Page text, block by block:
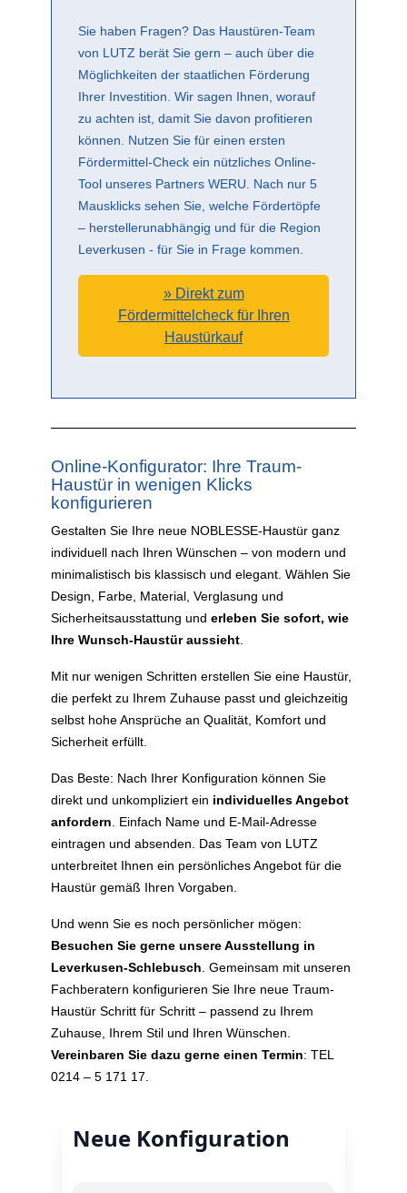
Sie haben Fragen? Das Haustüren-Team
von LUTZ berät Sie gern – auch über die
Möglichkeiten der staatlichen Förderung
Ihrer Investition. Wir sagen Ihnen, worauf
zu achten ist, damit Sie davon profitieren
können. Nutzen Sie für einen ersten
Fördermittel-Check ein nützliches Online-
Tool unseres Partners WERU. Nach nur 5
Mausklicks sehen Sie, welche Fördertöpfe
– herstellerunabhängig und für die Region
Leverkusen - für Sie in Frage kommen.
» Direkt zum
Fördermittelcheck für Ihren
Haustürkauf
Online-Konfigurator: Ihre Traum-
Haustür in wenigen Klicks
konfigurieren
Gestalten Sie Ihre neue NOBLESSE-Haustür ganz
individuell nach Ihren Wünschen – von modern und
minimalistisch bis klassisch und elegant. Wählen Sie
Design, Farbe, Material, Verglasung und
Sicherheitsausstattung und erleben Sie sofort, wie
Ihre Wunsch-Haustür aussieht
Mit nur wenigen Schritten erstellen Sie eine Haustür,
die perfekt zu Ihrem Zuhause passt und gleichzeitig
selbst hohe Ansprüche an Qualität, Komfort und
Sicherheit erfüllt.
Das Beste: Nach Ihrer Konfiguration können Sie
direkt und unkompliziert ein individuelles Angebot
anfordern . Einfach Name und E-Mail-Adresse
eintragen und absenden. Das Team von LUTZ
unterbreitet Ihnen ein persönliches Angebot für die
Haustür gemäß Ihren Vorgaben.
Und wenn Sie es noch persönlicher mögen:
Besuchen Sie gerne unsere Ausstellung in
Leverkusen-Schlebusch . Gemeinsam mit unseren
Fachberatern konfigurieren Sie Ihre neue Traum-
Haustür Schritt für Schritt – passend zu Ihrem
Zuhause, Ihrem Stil und Ihren Wünschen.
Vereinbaren Sie dazu gerne einen Termin: TEL
0214 – 5 171 17.